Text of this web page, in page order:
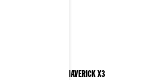
2024 MAVERICK X3